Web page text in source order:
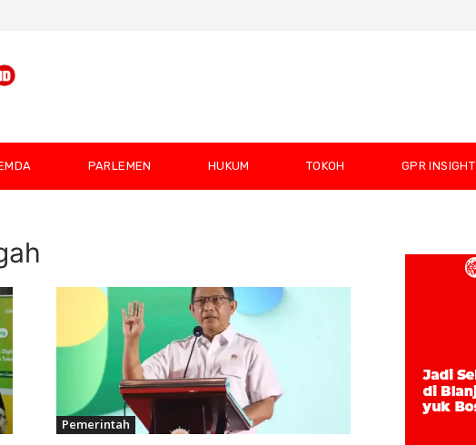
PARLEMEN HUKUM TOKOH GPR INSIGHT
Pemerintah